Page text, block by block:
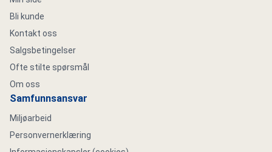
Bli kunde
Kontakt oss
Salgsbetingelser
Ofte stilte spørsmål
Om oss
Samfunnsansvar
Miljøarbeid
Personvernerklæring